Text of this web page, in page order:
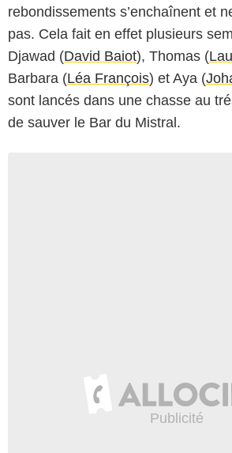
rebondissements s’enchaînent et
pas. Cela fait en effet plusieurs
Djawad (David Baiot), Thomas (
Barbara (Léa François) et Aya (
sont lancés dans une chasse au
de sauver le Bar du Mistral.